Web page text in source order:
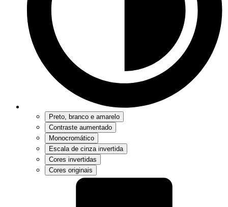
Preto, branco e amarelo
Contraste aumentado
Monocromático
Escala de cinza invertida
Cores invertidas
Cores originais